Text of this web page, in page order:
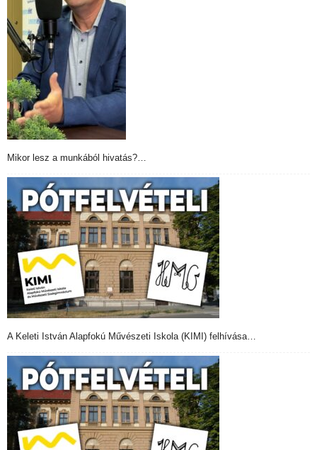
Mikor lesz a munkából hivatás?…
A Keleti István Alapfokú Művészeti Iskola (KIMI) felhívása…